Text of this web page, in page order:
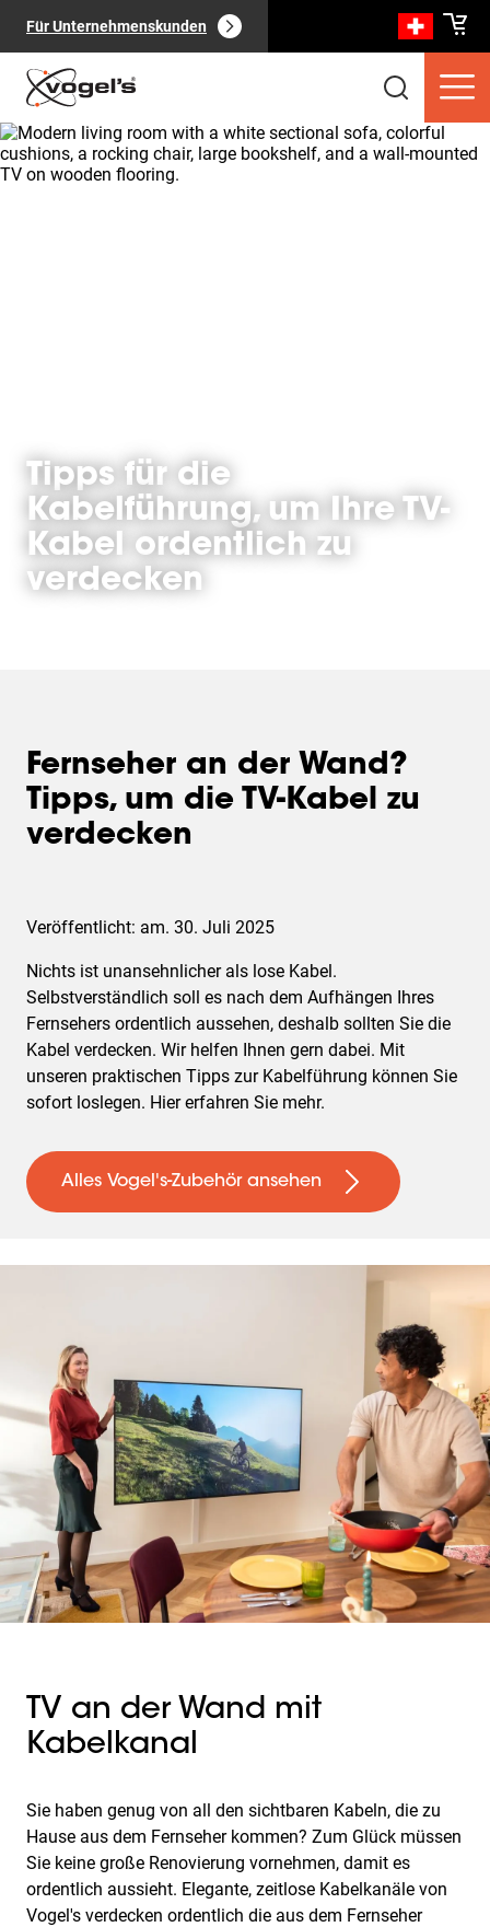
Für Unternehmenskunden
0):
Tipps für die
Kabelführung, um Ihre TV-
Kabel ordentlich zu
verdecken
Fernseher an der Wand?
Tipps, um die TV-Kabel zu
verdecken
Veröffentlicht: am. 30. Juli 2025
Nichts ist unansehnlicher als lose Kabel.
Selbstverständlich soll es nach dem Aufhängen Ihres
Fernsehers ordentlich aussehen, deshalb sollten Sie die
Kabel verdecken. Wir helfen Ihnen gern dabei. Mit
unseren praktischen Tipps zur Kabelführung können Sie
sofort loslegen. Hier erfahren Sie mehr.
Alles Vogel's-Zubehör ansehen
TV an der Wand mit
Kabelkanal
Sie haben genug von all den sichtbaren Kabeln, die zu
Hause aus dem Fernseher kommen? Zum Glück müssen
Sie keine große Renovierung vornehmen, damit es
ordentlich aussieht. Elegante, zeitlose Kabelkanäle von
Vogel's verdecken ordentlich die aus dem Fernseher